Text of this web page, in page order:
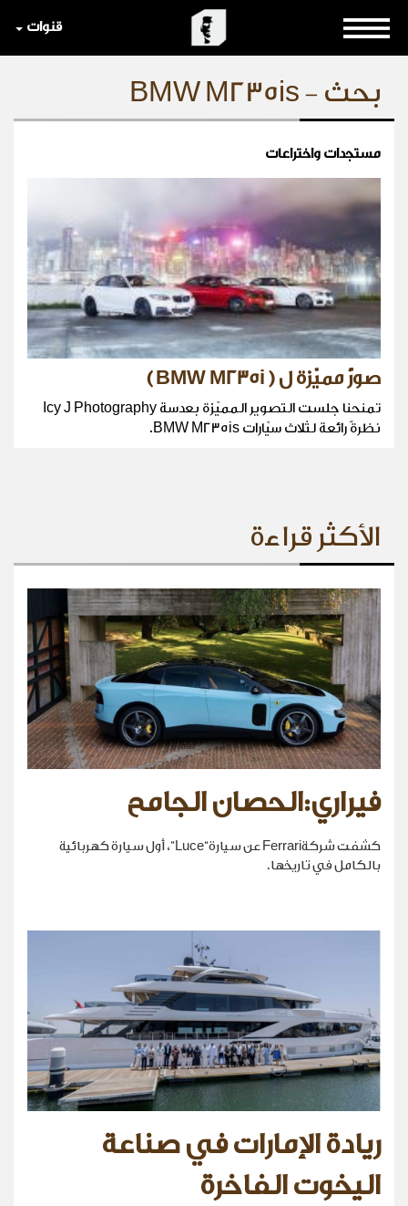
قنوات
بحث - BMW M235is
مستجدات واختراعات
صورٌ مميّزة ل ( BMW M235i )
تمنحنا جلست التصوير المميّزة بعدسة Icy J Photography
نظرةً رائعة لثلاث سيّارات BMW M235is.
الأكثر قراءة
فيراري:الحصان الجامح
كشفت شركةFerrari عن سيارة“Luce”، أول سيارة كهربائية
بالكامل في تاريخها.
ريادة الإمارات في صناعة
اليخوت الفاخرة